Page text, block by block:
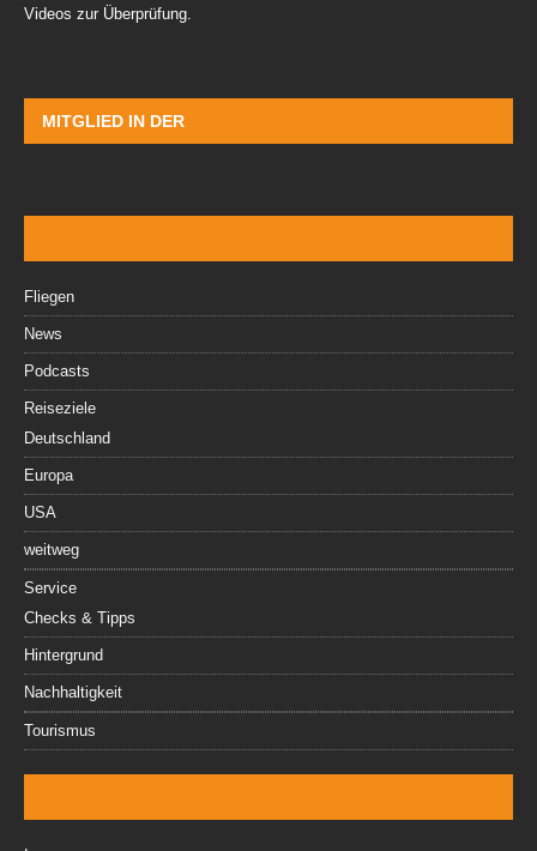
Videos zur Überprüfung.
MITGLIED IN DER
Fliegen
News
Podcasts
Reiseziele
Deutschland
Europa
USA
weitweg
Service
Checks & Tipps
Hintergrund
Nachhaltigkeit
Tourismus